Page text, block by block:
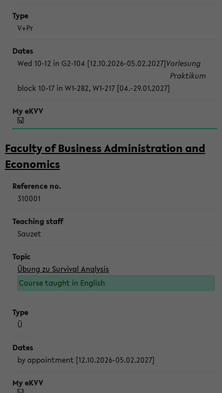
V+Pr
Wed 10-12 in G2-104 [12.10.2026-05.02.2027]Vorlesung
block 10-17 in W1-282, W1-217 [04.-29.01.2027]
Praktikum
Faculty of Business Administration and
Economics
310001
Sauzet
Übung zu Survival Analysis
Course taught in English
Ü
by appointment [12.10.2026-05.02.2027]